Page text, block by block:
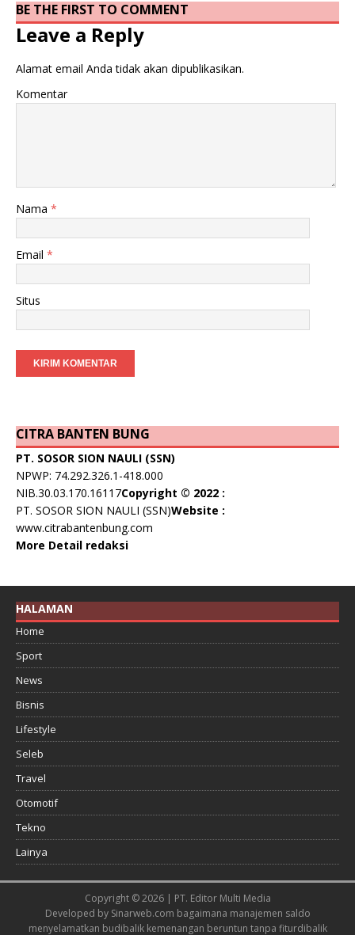
BE THE FIRST TO COMMENT
Leave a Reply
Alamat email Anda tidak akan dipublikasikan.
Komentar
Nama *
Email *
Situs
CITRA BANTEN BUNG
PT. SOSOR SION NAULI (SSN)
NPWP: 74.292.326.1-418.000
NIB.30.03.170.16117Copyright © 2022 :
PT. SOSOR SION NAULI (SSN)Website :
www.citrabantenbung.com
More Detail redaksi
HALAMAN
Home
Sport
News
Bisnis
Lifestyle
Seleb
Travel
Otomotif
Tekno
Lainya
Copyright © 2026 | PT. Editor Multi Media
Developed by Sinarweb.com bagaimana manajemen saldo
menyelamatkan budibalik kemenangan beruntun tanpa fiturdibalik